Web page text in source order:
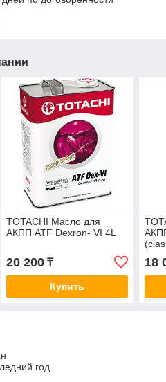
TOTACHI Масло для
АКПП ATF Dexron- VI 4L
20 200₸
Купить
18
год